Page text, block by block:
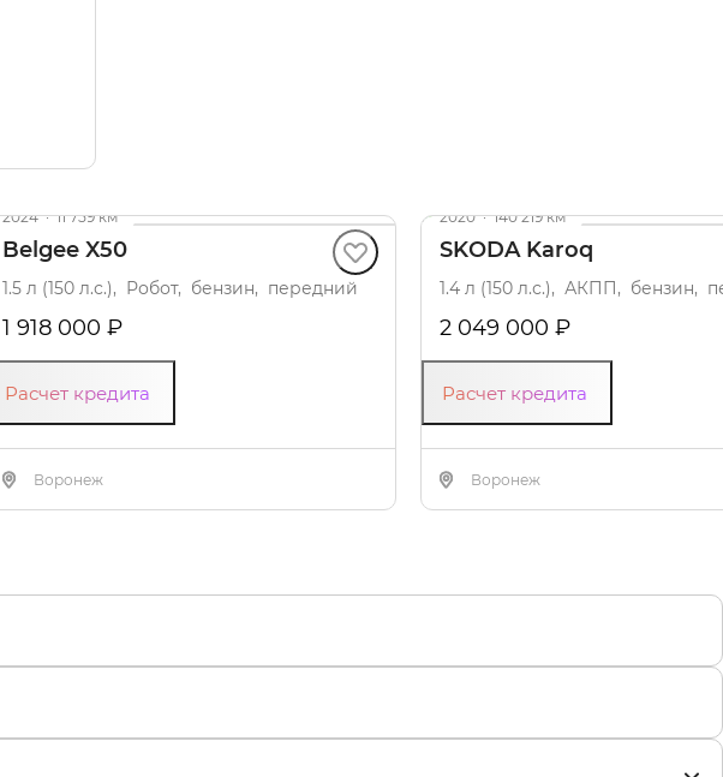
2024·11 759 км
Belgee X50
1.5 л (150 л.с.), Робот, бензин, передний
1 918 000 ₽
Расчет кредита
Воронеж
2020·140 219 км
SKODA Karoq
1.4 л (150 л.с.), АКПП, бензин,
2 049 000 ₽
Расчет кредита
Воронеж